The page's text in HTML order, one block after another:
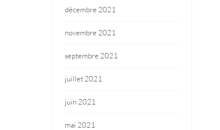
décembre 2021
novembre 2021
septembre 2021
juillet 2021
juin 2021
mai 2021